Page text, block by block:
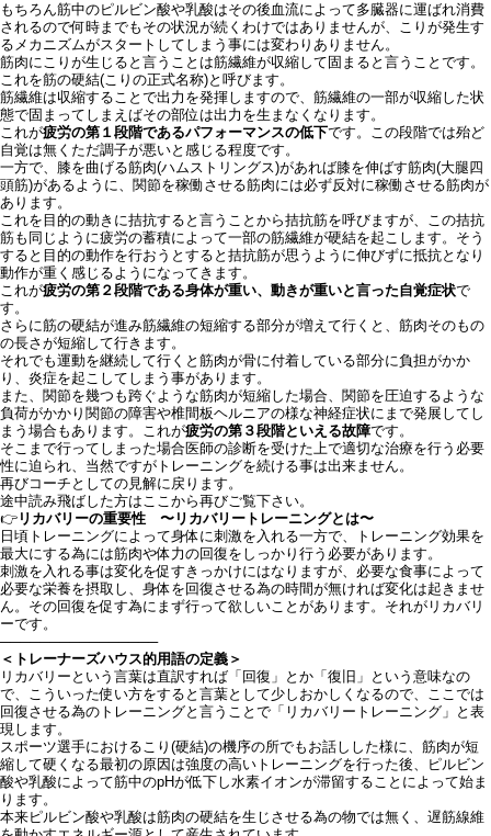
もちろん筋中のピルビン酸や乳酸はその後血流によって多臓器に運ばれ消費
されるので何時までもその状況が続くわけではありませんが、こりが発生す
るメカニズムがスタートしてしまう事には変わりありません。
筋肉にこりが生じると言うことは筋繊維が収縮して固まると言うことです。
これを筋の硬結(こりの正式名称)と呼びます。
筋繊維は収縮することで出力を発揮しますので、筋繊維の一部が収縮した状
態で固まってしまえばその部位は出力を生まなくなります。
これが疲労の第１段階であるパフォーマンスの低下です。この段階では殆ど
自覚は無くただ調子が悪いと感じる程度です。
一方で、膝を曲げる筋肉(ハムストリングス)があれば膝を伸ばす筋肉(大腿四
頭筋)があるように、関節を稼働させる筋肉には必ず反対に稼働させる筋肉が
あります。
これを目的の動きに拮抗すると言うことから拮抗筋を呼びますが、この拮抗
筋も同じように疲労の蓄積によって一部の筋繊維が硬結を起こします。そう
すると目的の動作を行おうとすると拮抗筋が思うように伸びずに抵抗となり
動作が重く感じるようになってきます。
これが疲労の第２段階である身体が重い、動きが重いと言った自覚症状で
す。
さらに筋の硬結が進み筋繊維の短縮する部分が増えて行くと、筋肉そのもの
の長さが短縮して行きます。
それでも運動を継続して行くと筋肉が骨に付着している部分に負担がかか
り、炎症を起こしてしまう事があります。
また、関節を幾つも跨ぐような筋肉が短縮した場合、関節を圧迫するような
負荷がかかり関節の障害や椎間板ヘルニアの様な神経症状にまで発展してし
まう場合もあります。これが疲労の第３段階といえる故障です。
そこまで行ってしまった場合医師の診断を受けた上で適切な治療を行う必要
性に迫られ、当然ですがトレーニングを続ける事は出来ません。
再びコーチとしての見解に戻ります。
途中読み飛ばした方はここから再びご覧下さい。
👉 リカバリーの重要性 〜リカバリートレーニングとは〜
日頃トレーニングによって身体に刺激を入れる一方で、トレーニング効果を
最大にする為には筋肉や体力の回復をしっかり行う必要があります。
刺激を入れる事は変化を促すきっかけにはなりますが、必要な食事によって
必要な栄養を摂取し、身体を回復させる為の時間が無ければ変化は起きませ
ん。その回復を促す為にまず行って欲しいことがあります。それがリカバリ
ーです。
────────────────
＜トレーナーズハウス的用語の定義＞
リカバリーという言葉は直訳すれば「回復」とか「復旧」という意味なの
で、こういった使い方をすると言葉として少しおかしくなるので、ここでは
回復させる為のトレーニングと言うことで「リカバリートレーニング」と表
現します。
スポーツ選手におけるこり(硬結)の機序の所でもお話しした様に、筋肉が短
縮して硬くなる最初の原因は強度の高いトレーニングを行った後、ピルビン
酸や乳酸によって筋中のpHが低下し水素イオンが滞留することによって始ま
ります。
本来ピルビン酸や乳酸は筋肉の硬結を生じさせる為の物では無く、遅筋線維